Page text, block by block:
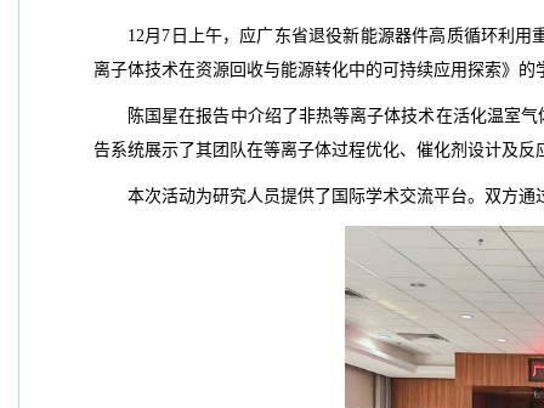
12月7日上午，应广东省退役新能源器件高质循环利
离子体技术在资源回收与能源转化中的可持续应用探索》 的
陈国星在报告中介绍了非热等离子体技术在活化温室
告系统展示了其团队在等离子体过程优化、催化剂设计及
本次活动为研究人员提供了国际学术交流平台。双方